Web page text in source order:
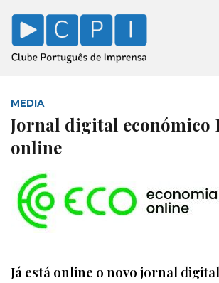
MEDIA
Jornal digital económico
online
Já está online o novo jornal